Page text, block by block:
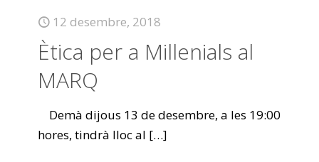
12 desembre, 2018
Ètica per a Millenials al
MARQ
Demà dijous 13 de desembre, a les 19:00
hores, tindrà lloc al […]